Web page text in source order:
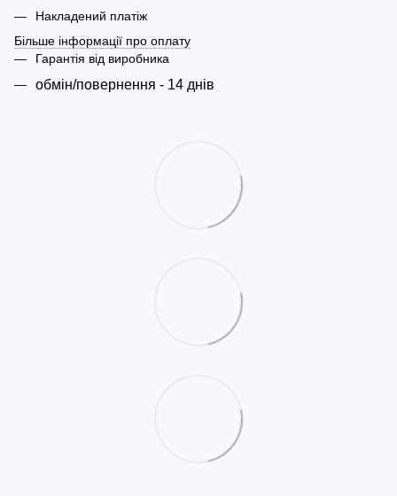
Накладений платіж
Більше інформації про оплату
Гарантія від виробника
обмін/повернення - 14 днів